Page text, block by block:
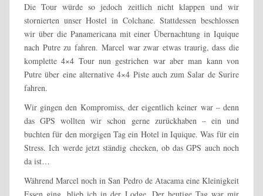
Die Tour würde so jedoch zeitlich nicht klappen und wir
stornierten unser Hostel in Colchane. Stattdessen beschlossen
wir über die Panamericana mit einer Übernachtung in Iquique
nach Putre zu fahren. Marcel war zwar etwas traurig, dass die
komplette 4×4 Tour nun gestrichen war aber man kann von
Putre über eine alternative 4×4 Piste auch zum Salar de Surire
fahren.
Wir gingen den Kompromiss, der eigentlich keiner war – denn
das GPS wollten wir schon gerne zurückhaben – ein und
buchten für den morgigen Tag ein Hotel in Iquique. Was für ein
Stress. Ich werde jetzt ständig checken, ob das GPS auch noch
da ist…
Während Marcel noch in San Pedro de Atacama eine Kleinigkeit
Essen ging, blieb ich in der Lodge. Der heutige Tag war mir